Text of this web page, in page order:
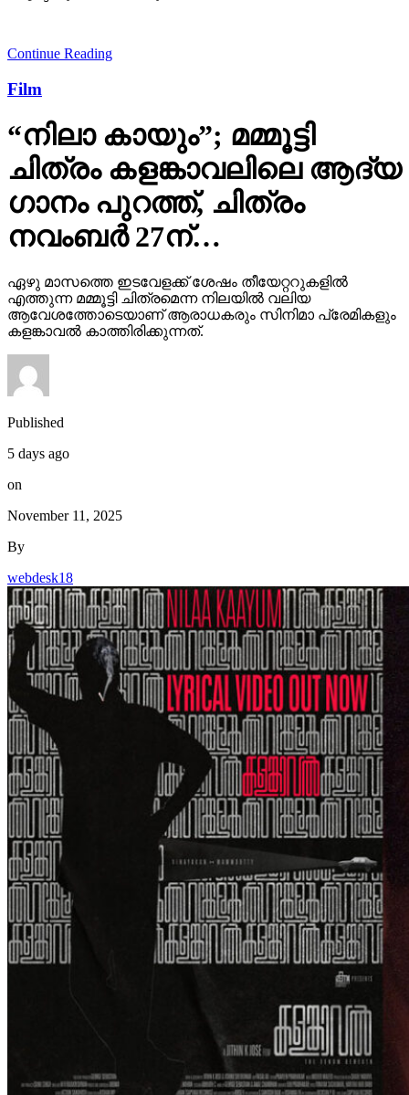
Continue Reading
Film
“നിലാ കായും”; മമ്മൂട്ടി
ചിത്രം കളങ്കാവലിലെ ആദ്യ
ഗാനം പുറത്ത്, ചിത്രം
നവംബർ 27ന്…
ഏഴു മാസത്തെ ഇടവേളക്ക് ശേഷം തീയേറ്ററുകളിൽ
എത്തുന്ന മമ്മൂട്ടി ചിത്രമെന്ന നിലയിൽ വലിയ
ആവേശത്തോടെയാണ് ആരാധകരും സിനിമാ പ്രേമികളും
കളങ്കാവൽ കാത്തിരിക്കുന്നത്.
Published
5 days ago
on
November 11, 2025
By
webdesk18